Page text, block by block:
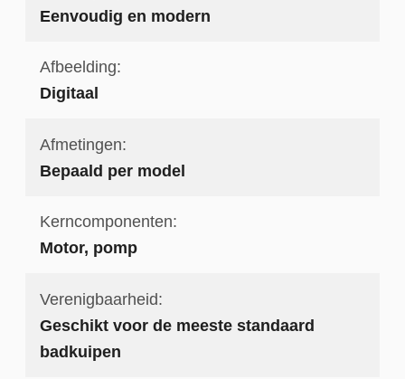
Eenvoudig en modern
Afbeelding:
Digitaal
Afmetingen:
Bepaald per model
Kerncomponenten:
Motor, pomp
Verenigbaarheid:
Geschikt voor de meeste standaard
badkuipen